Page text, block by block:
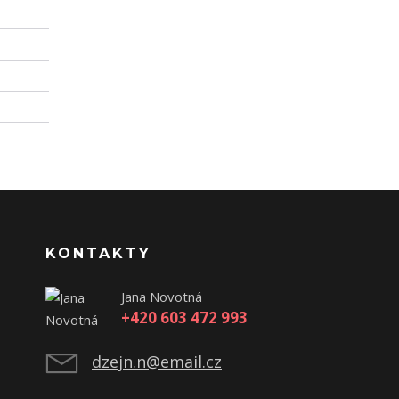
KONTAKTY
Jana Novotná
+420 603 472 993
dzejn.n@email.cz